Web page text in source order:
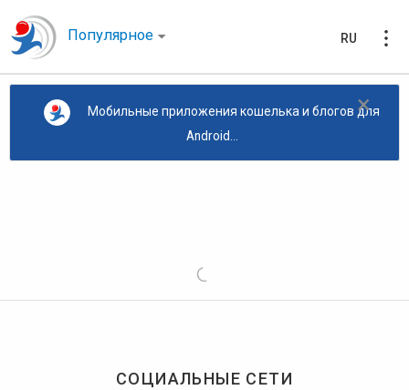
Популярное RU
×
Мобильные приложения кошелька и блогов для
Android...
СОЦИАЛЬНЫЕ СЕТИ